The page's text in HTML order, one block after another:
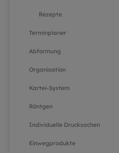
Rezepte
Terminplaner
Abformung
Organisation
Kartei-System
Röntgen
Individuelle Drucksachen
Einwegprodukte